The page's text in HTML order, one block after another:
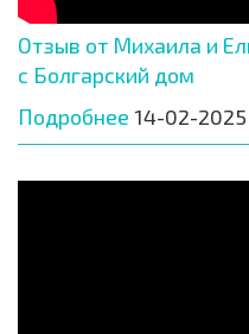
Отзыв от Михаила и
с Болгарский дом
Подробнее 14-02-2025